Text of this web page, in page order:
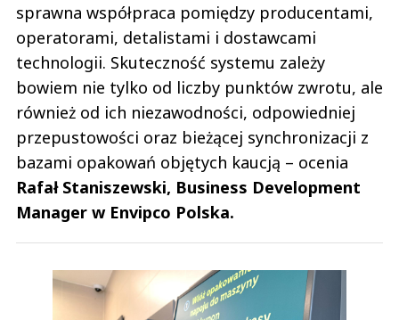
sprawna współpraca pomiędzy producentami,
operatorami, detalistami i dostawcami
technologii. Skuteczność systemu zależy
bowiem nie tylko od liczby punktów zwrotu, ale
również od ich niezawodności, odpowiedniej
przepustowości oraz bieżącej synchronizacji z
bazami opakowań objętych kaucją – ocenia
Rafał Staniszewski, Business Development
Manager w Envipco Polska.